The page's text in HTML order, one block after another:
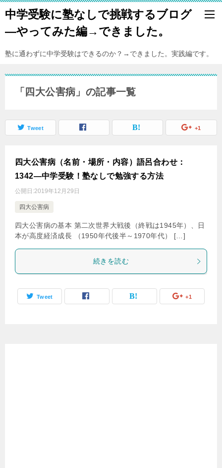
中学受験に塾なしで挑戦するブログ
―やってみた編→できました。
塾に通わずに中学受験はできるのか？→できました。実践編です。
「四大公害病」の記事一覧
Tweet +1
四大公害病（名前・場所・内容）語呂合わせ：
1342―中学受験！塾なしで勉強する方法
公開日:2019年12月29日
四大公害病
四大公害病の基本 第二次世界大戦後（終戦は1945年）、日
本が高度経済成長 （1950年代後半～1970年代） […]
続きを読む
Tweet +1